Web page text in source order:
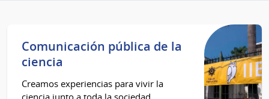
Comunicación pública de la
ciencia
Creamos experiencias para vivir la